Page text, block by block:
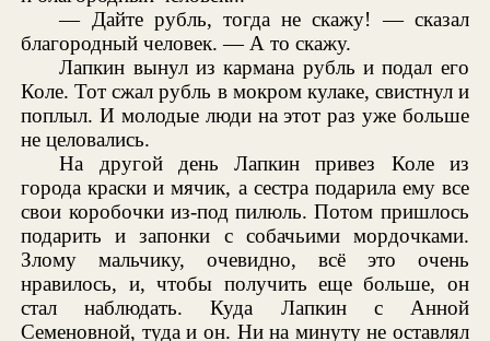
— Дайте рубль, тогда не скажу! — сказал
благородный человек. — А то скажу.
Лапкин вынул из кармана рубль и подал его
Коле. Тот сжал рубль в мокром кулаке, свистнул и
поплыл. И молодые люди на этот раз уже больше
не целовались.
На другой день Лапкин привез Коле из
города краски и мячик, а сестра подарила ему все
свои коробочки из-под пилюль. Потом пришлось
подарить и запонки с собачьими мордочками.
Злому мальчику, очевидно, всё это очень
нравилось, и, чтобы получить еще больше, он
стал наблюдать. Куда Лапкин с Анной
Семеновной, туда и он. Ни на минуту не оставлял